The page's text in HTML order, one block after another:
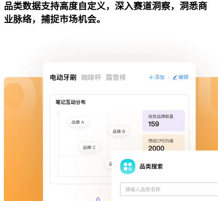
品类数据支持高度自定义，深入赛道洞察，洞悉商
业脉络，捕捉市场机会。